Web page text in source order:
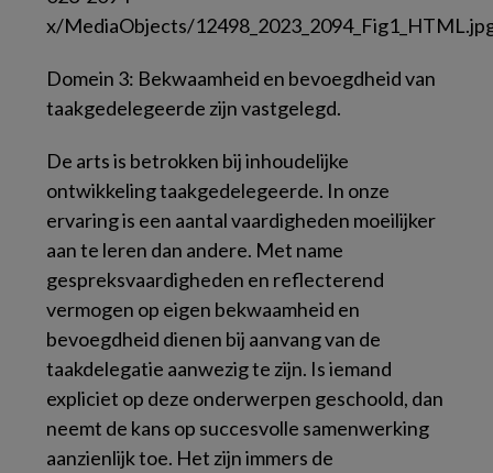
Domein 3: Bekwaamheid en bevoegdheid van
taakgedelegeerde zijn vastgelegd.
De arts is betrokken bij inhoudelijke
ontwikkeling taakgedelegeerde. In onze
ervaring is een aantal vaardigheden moeilijker
aan te leren dan andere. Met name
gespreksvaardigheden en reflecterend
vermogen op eigen bekwaamheid en
bevoegdheid dienen bij aanvang van de
taakdelegatie aanwezig te zijn. Is iemand
expliciet op deze onderwerpen geschoold, dan
neemt de kans op succesvolle samenwerking
aanzienlijk toe. Het zijn immers de